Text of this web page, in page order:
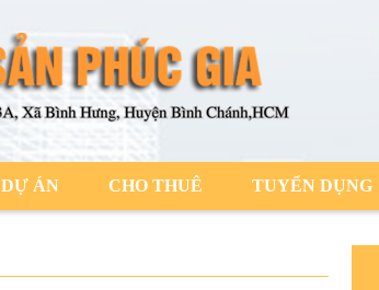
DỰ ÁN CHO THUÊ TUYỂN DỤNG